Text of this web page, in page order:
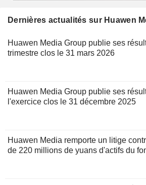
Dernières actualités sur Huawen
Huawen Media Group publie ses
trimestre clos le 31 mars 2026
Huawen Media Group publie ses
l'exercice clos le 31 décembre 2025
Huawen Media remporte un litige
de 220 millions de yuans d'actifs du